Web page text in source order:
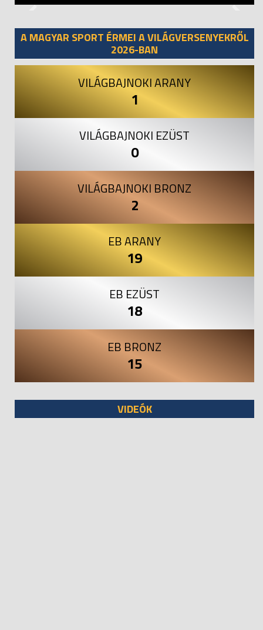
A MAGYAR SPORT ÉRMEI A VILÁGVERSENYEKRŐL
2026-BAN
VILÁGBAJNOKI ARANY
1
VILÁGBAJNOKI EZÜST
0
VILÁGBAJNOKI BRONZ
2
EB ARANY
19
EB EZÜST
18
EB BRONZ
15
VIDEÓK